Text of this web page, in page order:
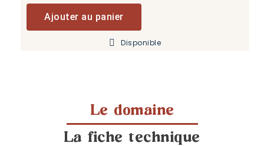
Ajouter au panier
Disponible
Le domaine
La fiche technique